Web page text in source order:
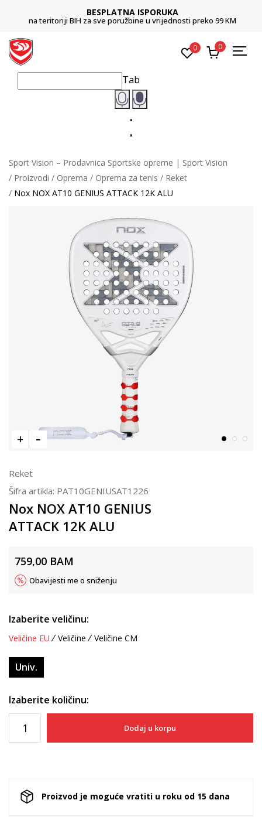
BESPLATNA ISPORUKA
na teritoriji BIH za sve poružbine u vrijednosti preko 99 KM
0 0
Tab
Sport Vision – Prodavnica Sportske opreme | Sport Vision
Proizvodi
Oprema Oprema za tenis
Reket
Nox NOX AT10 GENIUS ATTACK 12K ALU
Reket
Šifra artikla: PAT10GENIUSAT1226
Nox NOX AT10 GENIUS
ATTACK 12K ALU
759,00 BAM
Obavijesti me o sniženju
Izaberite veličinu:
Veličine EU Veličine Veličine CM
Univ.
Izaberite količinu:
Dodaj u korpu
Proizvod je moguće vratiti u roku od 15 dana